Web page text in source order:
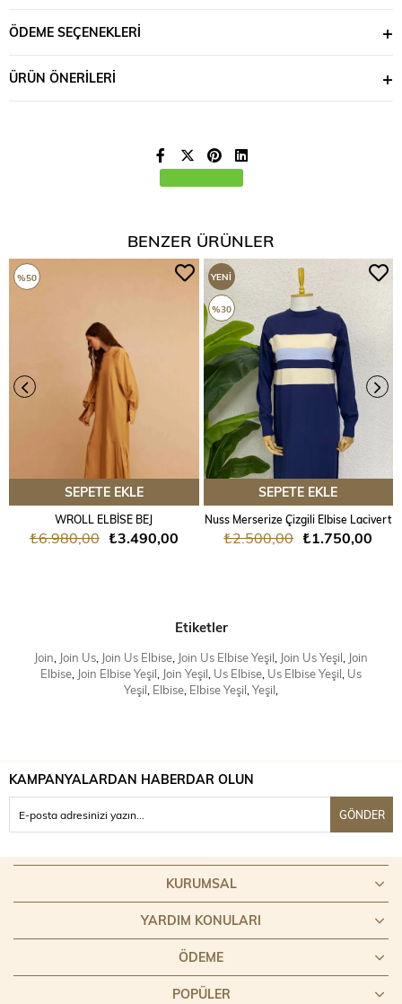
ÖDEME SEÇENEKLERI
ÜRÜN ÖNERILERI
BENZER ÜRÜNLER
SEPETE EKLE
WROLL ELBİSE BEJ
₺3.490,00
₺6.980,00
%50
SEPETE EKLE
Nuss Merserize Çizgili Elbise Lacivert
₺1.750,00
₺2.500,00
YENI
ÜRÜN
%30
Etiketler
Join Join Us Join Us Elbise Join Us Elbise Yeşil Join Us Yeşil Join
Elbise Join Elbise Yeşil Join Yeşil Us Elbise Us Elbise Yeşil Us
Yeşil Elbise Elbise Yeşil Yeşil
KAMPANYALARDAN HABERDAR OLUN
GÖNDER
KURUMSAL
YARDIM KONULARI
ÖDEME
POPÜLER